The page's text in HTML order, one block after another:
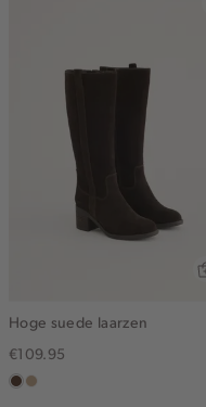
Hoge suede laarzen
€109.95
donkerbruin
zand